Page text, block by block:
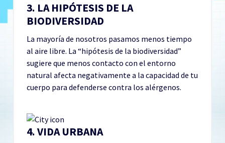
3. LA HIPÓTESIS DE LA
BIODIVERSIDAD
La mayoría de nosotros pasamos menos tiempo
al aire libre. La “hipótesis de la biodiversidad”
sugiere que menos contacto con el entorno
natural afecta negativamente a la capacidad de tu
cuerpo para defenderse contra los alérgenos.
4. VIDA URBANA